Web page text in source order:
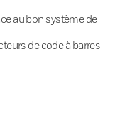
au bon système de
de code à barres